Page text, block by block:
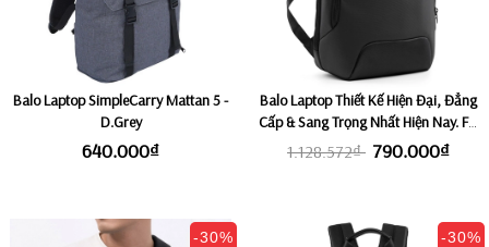
Balo Laptop SimpleCarry Mattan 5 -
D.Grey
640.000₫
Balo Laptop Thiết Kế Hiện Đại, Đẳng
Cấp & Sang Trọng Nhất Hiện Nay. Fix
Laptop 15,6 inch KINGBAG APOLLO
1.128.572₫ 790.000₫
-30% -30%